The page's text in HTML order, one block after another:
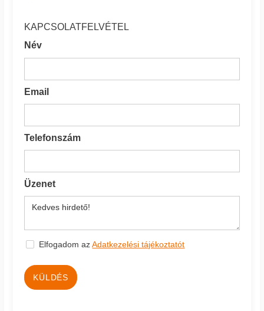
KAPCSOLATFELVÉTEL
Név
Email
Telefonszám
Üzenet
Elfogadom azAdatkezelési tájékoztatót
KÜLDÉS